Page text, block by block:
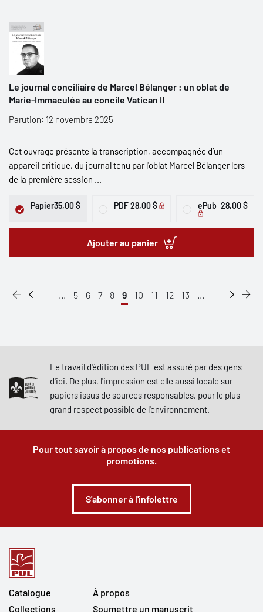
Le journal conciliaire de Marcel Bélanger : un oblat de
Marie-Immaculée au concile Vatican II
Parution: 12 novembre 2025
Cet ouvrage présente la transcription, accompagnée d’un
appareil critique, du journal tenu par l'oblat Marcel Bélanger lors
de la première session ...
Papier35,00 $ PDF28,00 $ ePub 28,00 $
Ajouter au panier
... 5 6 7 8 9 10 11 12 13 ...
Le travail d'édition des PUL est assuré par des gens
d'ici. De plus, l'impression est elle aussi locale sur
papiers issus de sources responsables, pour le plus
grand respect possible de l'environnement.
Pour tout savoir à propos de nos publications et
promotions.
S'abonner à l'infolettre
Catalogue
Collections
À propos
Soumettre un manuscrit